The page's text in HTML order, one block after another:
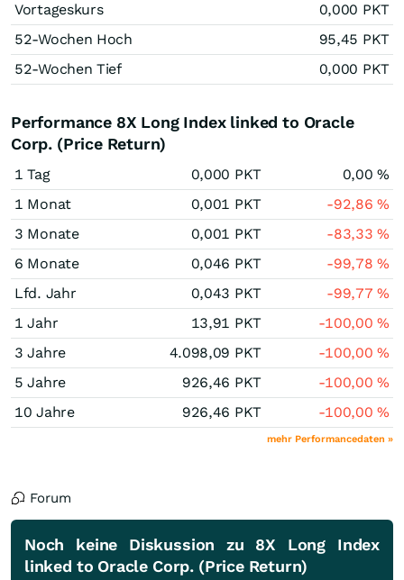
Vortageskurs
0,000 PKT
52-Wochen Hoch
95,45 PKT
52-Wochen Tief
0,000 PKT
Performance 8X Long Index linked to Oracle
Corp. (Price Return)
1 Tag 0,000 PKT 0,00%
1 Monat
0,001 PKT -92,86%
3 Monate
0,001 PKT -83,33%
6 Monate
0,046 PKT -99,78%
Lfd. Jahr
0,043 PKT -99,77%
1 Jahr
13,91 PKT -100,00%
3 Jahre
4.098,09 PKT -100,00%
5 Jahre
926,46 PKT -100,00%
10 Jahre
926,46 PKT -100,00%
mehr Performancedaten »
Forum
Noch keine Diskussion zu 8X Long Index
linked to Oracle Corp. (Price Return)